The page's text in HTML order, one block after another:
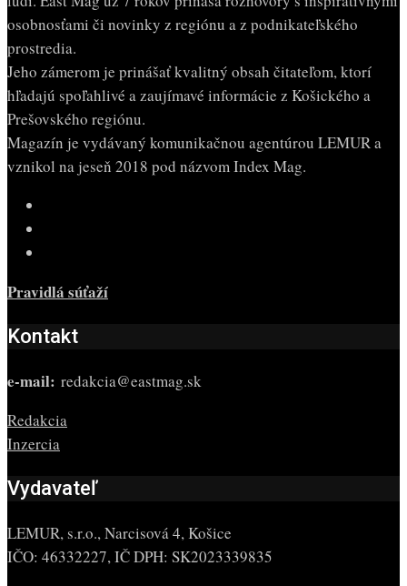
osobnosťami či novinky z regiónu a z podnikateľského
prostredia.
Jeho zámerom je prinášať kvalitný obsah čitateľom, ktorí
hľadajú spoľahlivé a zaujímavé informácie z Košického a
Prešovského regiónu.
Magazín je vydávaný komunikačnou agentúrou LEMUR a
vznikol na jeseň 2018 pod názvom Index Mag.
Pravidlá súťaží
Kontakt
e-mail: redakcia@eastmag.sk
Redakcia
Inzercia
Vydavateľ
LEMUR, s.r.o., Narcisová 4, Košice
IČO: 46332227, IČ DPH: SK2023339835